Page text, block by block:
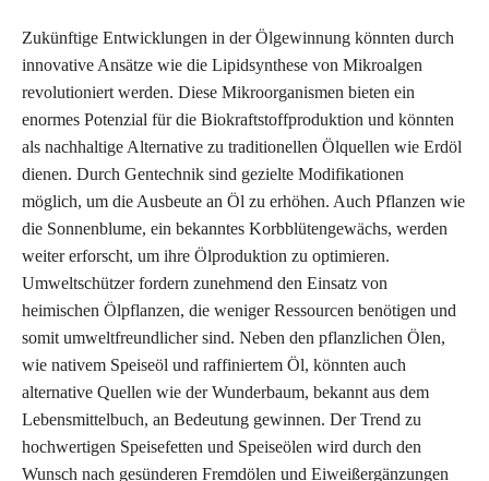
Zukünftige Entwicklungen in der Ölgewinnung könnten durch
innovative Ansätze wie die Lipidsynthese von Mikroalgen
revolutioniert werden. Diese Mikroorganismen bieten ein
enormes Potenzial für die Biokraftstoffproduktion und könnten
als nachhaltige Alternative zu traditionellen Ölquellen wie Erdöl
dienen. Durch Gentechnik sind gezielte Modifikationen
möglich, um die Ausbeute an Öl zu erhöhen. Auch Pflanzen wie
die Sonnenblume, ein bekanntes Korbblütengewächs, werden
weiter erforscht, um ihre Ölproduktion zu optimieren.
Umweltschützer fordern zunehmend den Einsatz von
heimischen Ölpflanzen, die weniger Ressourcen benötigen und
somit umweltfreundlicher sind. Neben den pflanzlichen Ölen,
wie nativem Speiseöl und raffiniertem Öl, könnten auch
alternative Quellen wie der Wunderbaum, bekannt aus dem
Lebensmittelbuch, an Bedeutung gewinnen. Der Trend zu
hochwertigen Speisefetten und Speiseölen wird durch den
Wunsch nach gesünderen Fremdölen und Eiweißergänzungen